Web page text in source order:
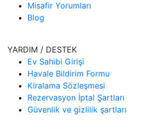
Misafir Yorumları
Blog
YARDIM / DESTEK
Ev Sahibi Girişi
Havale Bildirim Formu
Kiralama Sözleşmesi
Rezervasyon İptal Şartları
Güvenlik ve gizlilik şartları